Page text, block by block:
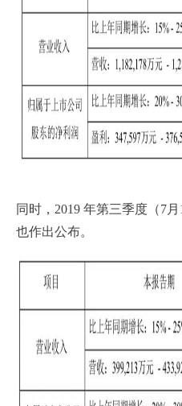
同时，2019 年第三季度（7
也作出公布。